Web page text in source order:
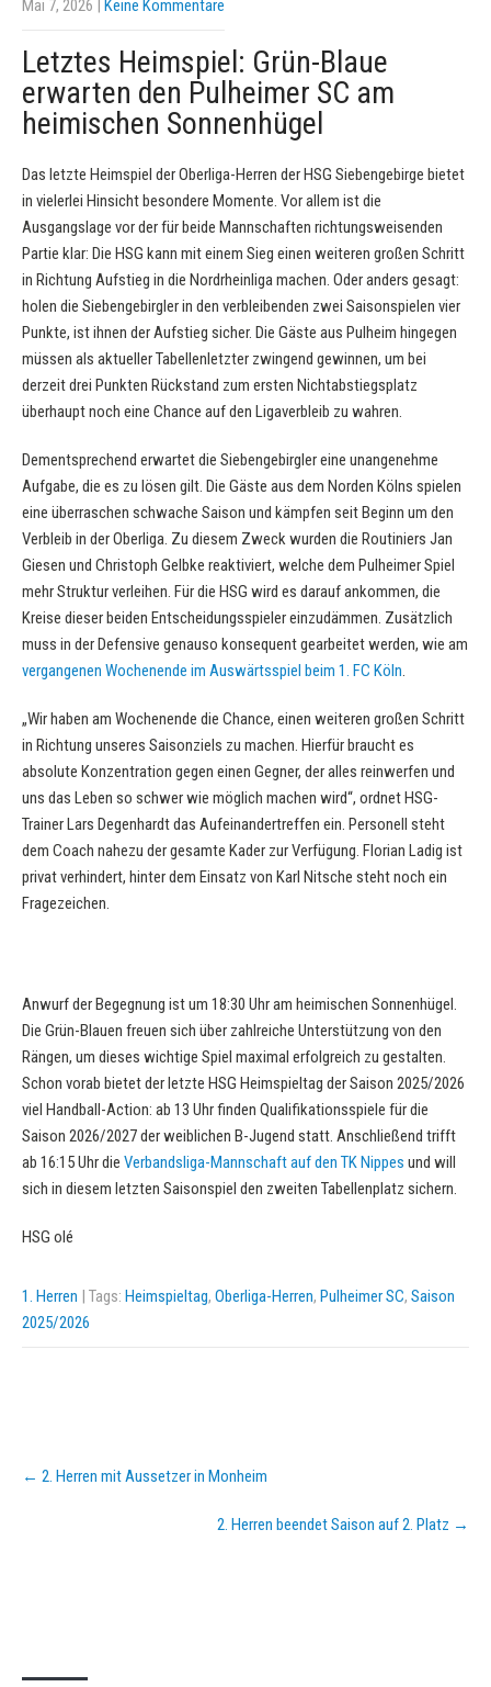
Mai 7, 2026 Keine Kommentare
Letztes Heimspiel: Grün-Blaue
erwarten den Pulheimer SC am
heimischen Sonnenhügel
Das letzte Heimspiel der Oberliga-Herren der HSG Siebengebirge bietet
in vielerlei Hinsicht besondere Momente. Vor allem ist die
Ausgangslage vor der für beide Mannschaften richtungsweisenden
Partie klar: Die HSG kann mit einem Sieg einen weiteren großen Schritt
in Richtung Aufstieg in die Nordrheinliga machen. Oder anders gesagt:
holen die Siebengebirgler in den verbleibenden zwei Saisonspielen vier
Punkte, ist ihnen der Aufstieg sicher. Die Gäste aus Pulheim hingegen
müssen als aktueller Tabellenletzter zwingend gewinnen, um bei
derzeit drei Punkten Rückstand zum ersten Nichtabstiegsplatz
überhaupt noch eine Chance auf den Ligaverbleib zu wahren.
Dementsprechend erwartet die Siebengebirgler eine unangenehme
Aufgabe, die es zu lösen gilt. Die Gäste aus dem Norden Kölns spielen
eine überraschen schwache Saison und kämpfen seit Beginn um den
Verbleib in der Oberliga. Zu diesem Zweck wurden die Routiniers Jan
Giesen und Christoph Gelbke reaktiviert, welche dem Pulheimer Spiel
mehr Struktur verleihen. Für die HSG wird es darauf ankommen, die
Kreise dieser beiden Entscheidungsspieler einzudämmen. Zusätzlich
muss in der Defensive genauso konsequent gearbeitet werden, wie am
vergangenen Wochenende im Auswärtsspiel beim 1. FC Köln.
„Wir haben am Wochenende die Chance, einen weiteren großen Schritt
in Richtung unseres Saisonziels zu machen. Hierfür braucht es
absolute Konzentration gegen einen Gegner, der alles reinwerfen und
uns das Leben so schwer wie möglich machen wird“, ordnet HSG-
Trainer Lars Degenhardt das Aufeinandertreffen ein. Personell steht
dem Coach nahezu der gesamte Kader zur Verfügung. Florian Ladig ist
privat verhindert, hinter dem Einsatz von Karl Nitsche steht noch ein
Fragezeichen.
Anwurf der Begegnung ist um 18:30 Uhr am heimischen Sonnenhügel.
Die Grün-Blauen freuen sich über zahlreiche Unterstützung von den
Rängen, um dieses wichtige Spiel maximal erfolgreich zu gestalten.
Schon vorab bietet der letzte HSG Heimspieltag der Saison 2025/2026
viel Handball-Action: ab 13 Uhr finden Qualifikationsspiele für die
Saison 2026/2027 der weiblichen B-Jugend statt. Anschließend trifft
ab 16:15 Uhr die Verbandsliga-Mannschaft auf den TK Nippes und will
sich in diesem letzten Saisonspiel den zweiten Tabellenplatz sichern.
HSG olé
1. Herren | Tags: Heimspieltag, Oberliga-Herren, Pulheimer SC, Saison
2025/2026
Post
navigation
← 2. Herren mit Aussetzer in Monheim
2. Herren beendet Saison auf 2. Platz →